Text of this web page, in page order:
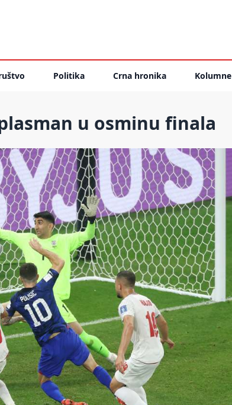
Politika Crna hronika Kolumne
u osminu finala